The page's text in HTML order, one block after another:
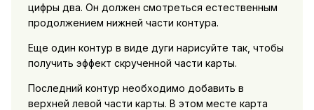
цифры два. Он должен смотреться естественным
продолжением нижней части контура.
Еще один контур в виде дуги нарисуйте так, чтобы
получить эффект скрученной части карты.
Последний контур необходимо добавить в
верхней левой части карты. В этом месте карта